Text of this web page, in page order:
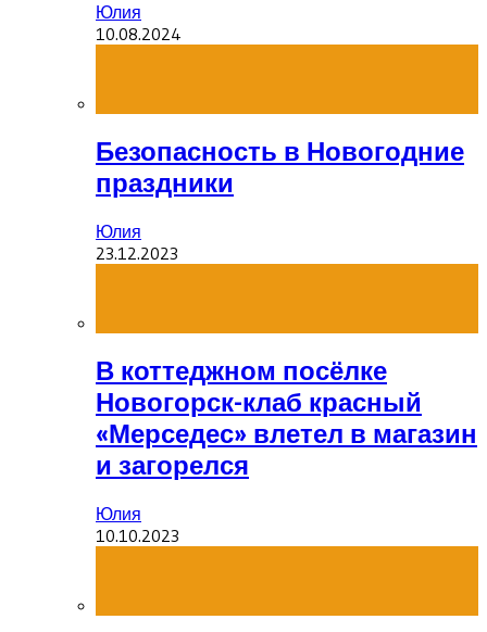
Юлия
10.08.2024
Безопасность в Новогодние
праздники
Юлия
23.12.2023
В коттеджном посёлке
Новогорск-клаб красный
«Мерседес» влетел в магазин
и загорелся
Юлия
10.10.2023